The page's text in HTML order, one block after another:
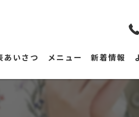
あいさつ メニュー 新着情報